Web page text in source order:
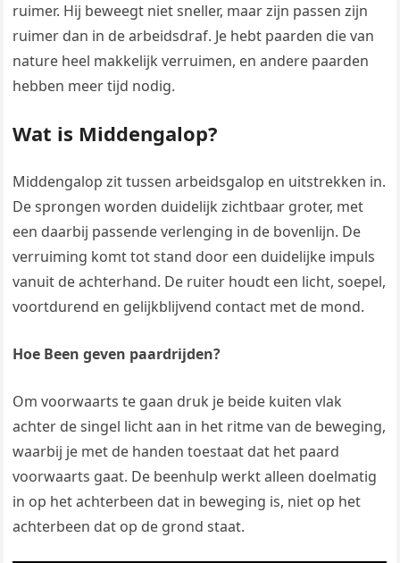
ruimer. Hij beweegt niet sneller, maar zijn passen zijn
ruimer dan in de arbeidsdraf. Je hebt paarden die van
nature heel makkelijk verruimen, en andere paarden
hebben meer tijd nodig.
Wat is Middengalop?
Middengalop zit tussen arbeidsgalop en uitstrekken in.
De sprongen worden duidelijk zichtbaar groter, met
een daarbij passende verlenging in de bovenlijn. De
verruiming komt tot stand door een duidelijke impuls
vanuit de achterhand. De ruiter houdt een licht, soepel,
voortdurend en gelijkblijvend contact met de mond.
Hoe Been geven paardrijden?
Om voorwaarts te gaan druk je beide kuiten vlak
achter de singel licht aan in het ritme van de beweging,
waarbij je met de handen toestaat dat het paard
voorwaarts gaat. De beenhulp werkt alleen doelmatig
in op het achterbeen dat in beweging is, niet op het
achterbeen dat op de grond staat.